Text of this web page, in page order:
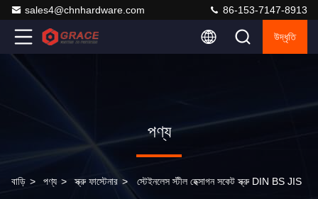
sales4@chnhardware.com 86-153-7147-8913
উদ্ধৃতি
পণ্য
বাড়ি > পণ্য > স্ক্রু ফাস্টেনার > স্টেইনলেস স্টীল হেক্সাগন সকেট স্ক্রু DIN BS JIS